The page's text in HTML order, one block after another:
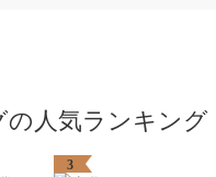
の人気ランキング
3